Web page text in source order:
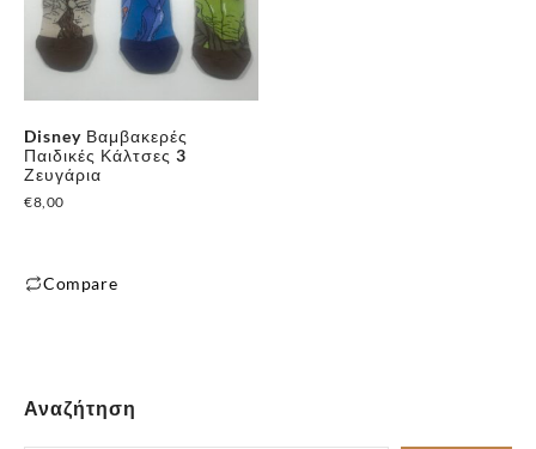
Disney Βαμβακερές
Παιδικές Κάλτσες 3
Ζευγάρια
€8,00
Compare
έχει
Αναζήτηση